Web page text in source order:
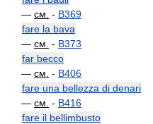
— см. - B369
fare la bava
— см. - B373
far becco
— см. - B406
fare una bellezza di denari
— см. - B416
fare il bellimbusto